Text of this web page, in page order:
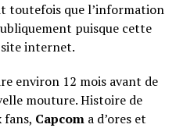
toutefois que l’information
puisque cette
site internet.
environ 12 mois avant de
mouture. Histoire de
fans, Capcom a d’ores et